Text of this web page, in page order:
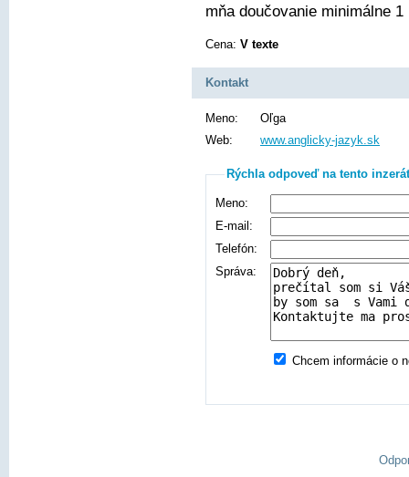
mňa doučovanie minimálne
Cena: V texte
Kontakt
Meno:
Oľga
Web:
www.anglicky-jazyk.sk
Rýchla odpoveď na tento inzerát
Meno:
E-mail:
Telefón:
Správa:
Chcem informácie o